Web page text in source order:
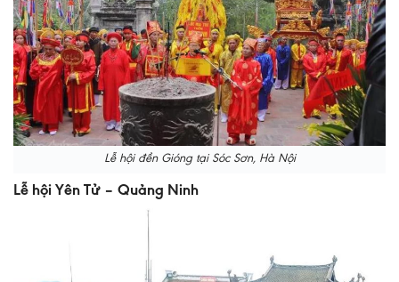
Lễ hội đền Gióng tại Sóc Sơn, Hà Nội
Lễ hội Yên Tử – Quảng Ninh